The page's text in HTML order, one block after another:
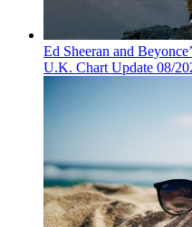
Ed Sheeran and
U.K. Chart Update 08/